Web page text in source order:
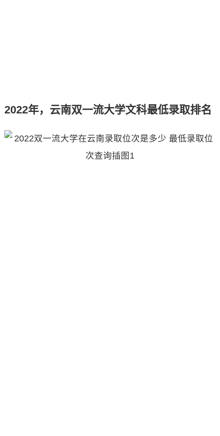
2022年，云南双一流大学文科最低录取排名